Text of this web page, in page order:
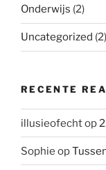
Onderwijs (2)
Uncategorized (2)
RECENTE
illusieofechtop
Sophie op